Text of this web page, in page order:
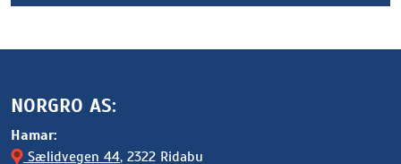
NORGRO AS:
Hamar:
Sælidvegen 44, 2322 Ridabu